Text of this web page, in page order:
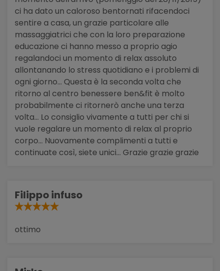
ci ha dato un caloroso bentornati rifacendoci
sentire a casa, un grazie particolare alle
massaggiatrici che con la loro preparazione
educazione ci hanno messo a proprio agio
regalandoci un momento di relax assoluto
allontanando lo stress quotidiano e i problemi di
ogni giorno... Questa è la seconda volta che
ritorno al centro benessere ben&fit è molto
probabilmente ci ritornerò anche una terza
volta... Lo consiglio vivamente a tutti per chi si
vuole regalare un momento di relax al proprio
corpo... Nuovamente complimenti a tutti e
continuate così, siete unici... Grazie grazie grazie
Filippo infuso
ottimo